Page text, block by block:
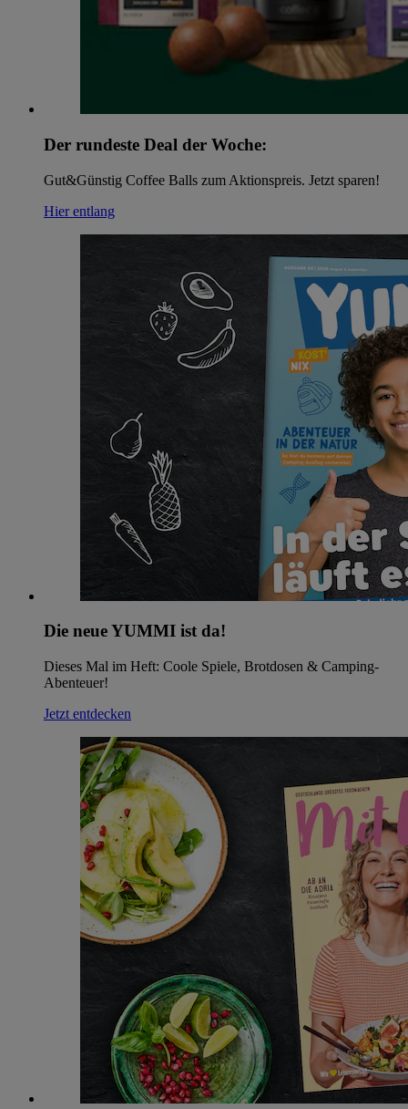
Der rundeste Deal der Woche:
Gut&Günstig Coffee Balls zum Aktionspreis. Jetzt sparen!
Hier entlang
Die neue YUMMI ist da!
Dieses Mal im Heft: Coole Spiele, Brotdosen & Camping-
Abenteuer!
Jetzt entdecken